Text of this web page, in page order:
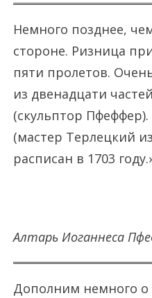
Немного позднее,
стороне. Ризница
пяти пролетов.
из двенадцати
(скульптор Пфеффер).
(мастер Терлецкий
расписан в 1703
Алтарь Иоганнеса
Дополним немного о